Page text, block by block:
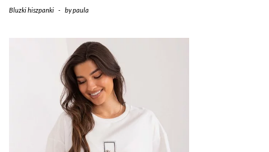
Bluzki hiszpanki - bypaula